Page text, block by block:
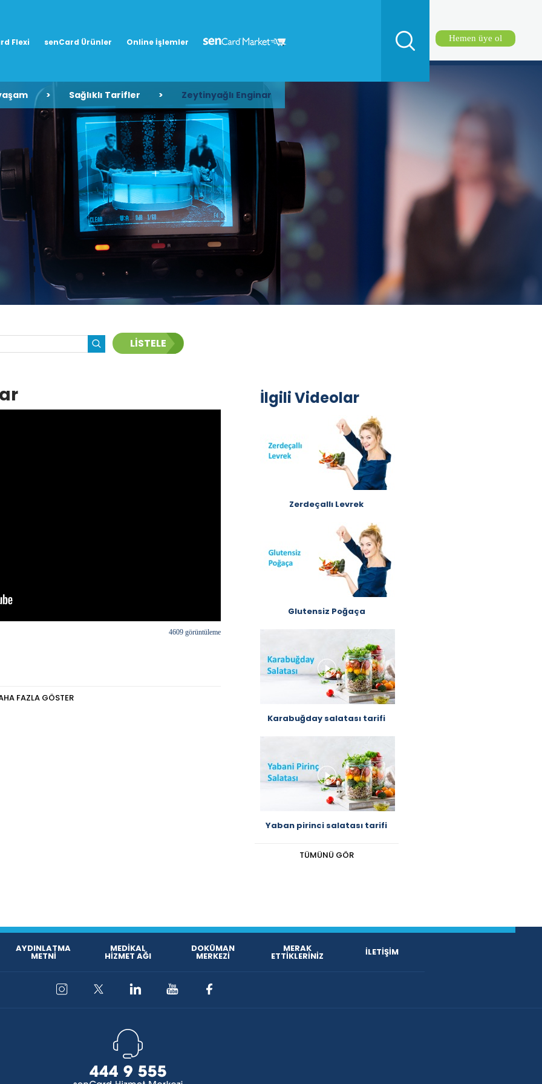
Flexi senCard Ürünler Online İşlemler Hemen üye ol
> Sağlıklı Tarifler > Zeytinyağlı Enginar
LİSTELE
4609 görüntüleme
FAZLA GÖSTER
İlgili Videolar
Zerdeçallı Levrek
Glutensiz Poğaça
Karabuğday salatası tarifi
Yaban pirinci salatası tarifi
TÜMÜNÜ GÖR
AYDINLATMA
METNİ
MEDİKAL
HİZMET AĞI
DOKÜMAN
MERKEZİ
MERAK
ETTİKLERİNİZ İLETİŞİM